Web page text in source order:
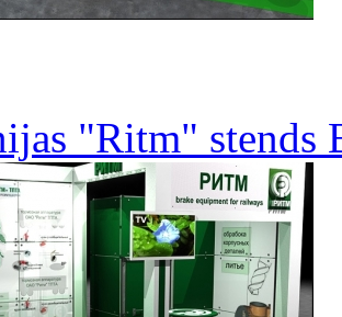
"Ritm" stends